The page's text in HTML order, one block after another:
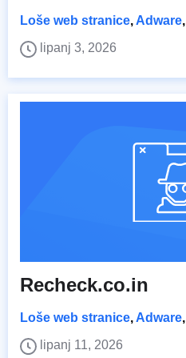
Loše web stranice, Adware,
lipanj 3, 2026
Recheck.co.in
Loše web stranice, Adware,
lipanj 11, 2026